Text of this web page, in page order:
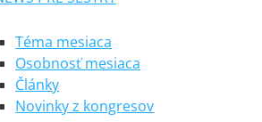
Téma mesiaca
Osobnosť mesiaca
Články
Novinky z kongresov